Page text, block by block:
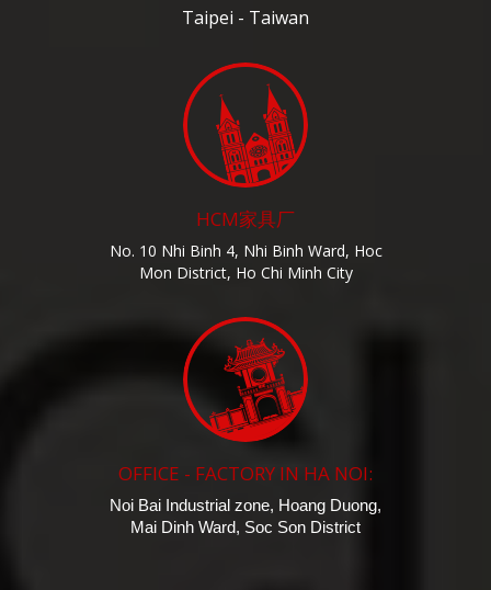
Taipei - Taiwan
HCM家具厂
No. 10 Nhi Binh 4, Nhi Binh Ward, Hoc
Mon District, Ho Chi Minh City
OFFICE - FACTORY IN HA NOI:
Noi Bai Industrial zone, Hoang Duong,
Mai Dinh Ward, Soc Son District